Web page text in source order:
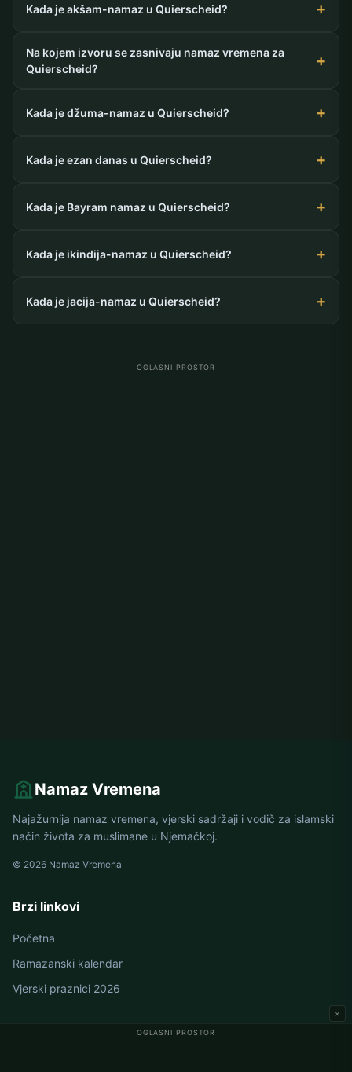
Kada je akšam-namaz u Quierscheid?
Na kojem izvoru se zasnivaju namaz vremena za
Quierscheid?
Kada je džuma-namaz u Quierscheid?
Kada je ezan danas u Quierscheid?
Kada je Bayram namaz u Quierscheid?
Kada je ikindija-namaz u Quierscheid?
Kada je jacija-namaz u Quierscheid?
OGLASNI PROSTOR
OGLASNI PROSTOR
×
Namaz Vremena
Najažurnija namaz vremena, vjerski sadržaji i vodič za islamski
način života za muslimane u Njemačkoj.
© 2026 Namaz Vremena
Brzi linkovi
Početna
Ramazanski kalendar
Vjerski praznici 2026
Namaz vremena u Njemačkoj